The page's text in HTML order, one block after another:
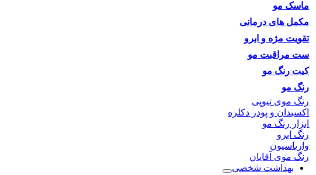
ماسک مو
مکمل های درمانی
تقویت مژه و ابرو
ست مراقبت مو
کیت رنگ مو
رنگ مو
رنگ موی تیوپی
اکسیدان و پودر دکلره
ابزار رنگ مو
رنگ ابرو
واریاسیون
رنگ موی آقایان
بهداشت شخصی